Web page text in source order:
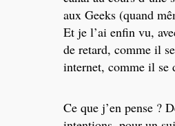
aux Geeks (quand
Et je l’ai enfin vu,
de retard, comme il
internet, comme il se
Ce que j’en pense ?